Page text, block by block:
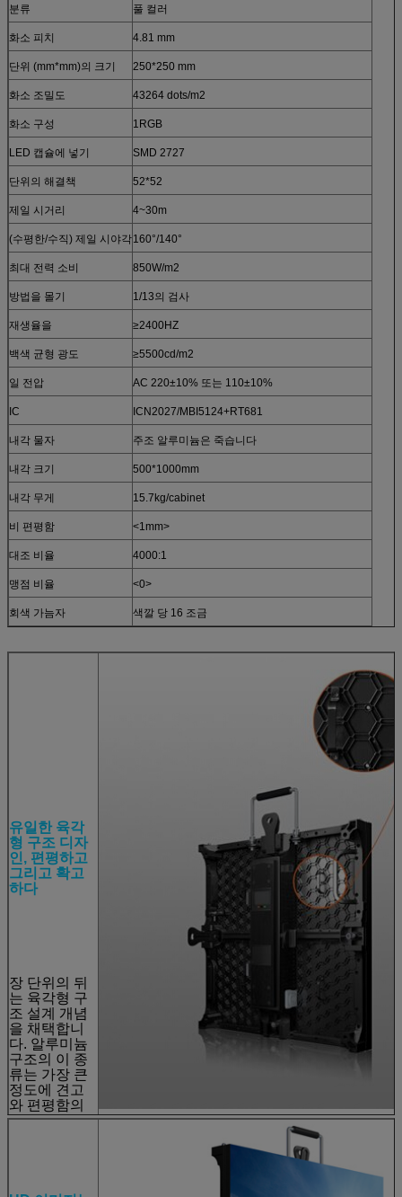
분류 풀 컬러
화소 피치 4.81 mm
단위 (mm*mm)의 크기 250*250 mm
화소 조밀도 43264 dots/m2
화소 구성 1RGB
LED 캡슐에 넣기 SMD 2727
단위의 해결책 52*52
제일 시거리 4~30m
(수평한/수직) 제일 시야각160°/140°
최대 전력 소비 850W/m2
방법을 몰기 1/13의 검사
재생율을 ≥2400HZ
백색 균형 광도 ≥5500cd/m2
일 전압 AC 220±10% 또는 110±10%
IC ICN2027/MBI5124+RT681
내각 물자 주조 알루미늄은 죽습니다
내각 크기 500*1000mm
내각 무게 15.7kg/cabinet
비 편평함 <1mm>
대조 비율 4000:1
맹점 비율 <0>
회색 가늠자 색깔 당 16 조금
유일한 육각
형 구조 디자
인, 편평하고
그리고 확고
하다
장 단위의 뒤
는 육각형 구
조 설계 개념
을 채택합니
다. 알루미늄
구조의 이 종
류는 가장 큰
정도에 견고
와 편평함의
특징을 지킵